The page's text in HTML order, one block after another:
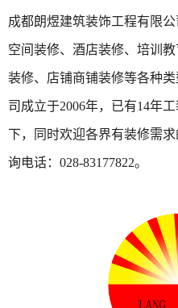
成都朗煜建筑装饰工程有限
空间装修、酒店装修、培训
装修、店铺商铺装修等各种
司成立于2006年，已有14年
下，同时欢迎各界有装修需
询电话：028-83177822。